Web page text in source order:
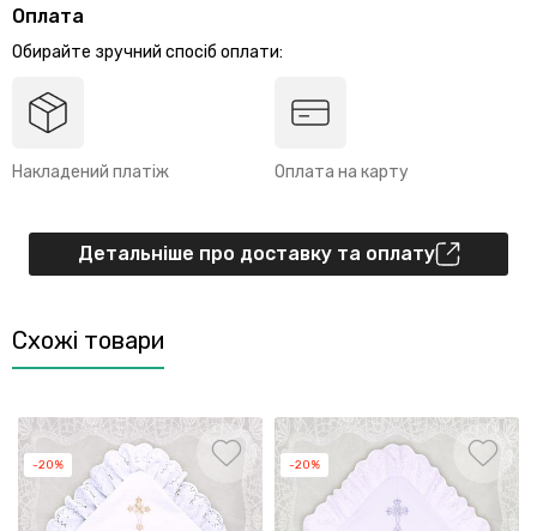
Оплата
Обирайте зручний спосіб оплати:
Накладений платіж Оплата на карту
Детальніше про доставку та оплату
Схожі товари
-20% -20%